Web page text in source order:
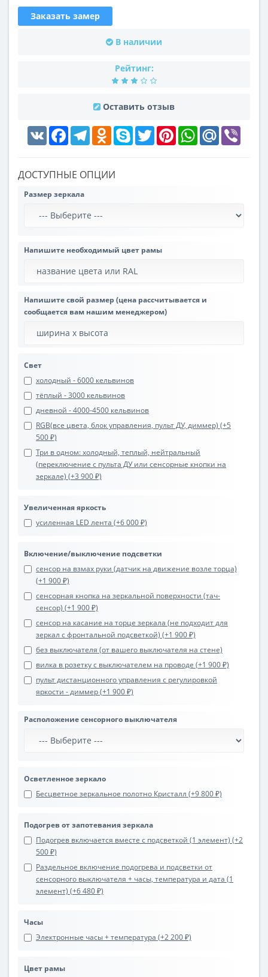
Заказать замер
В наличии
Рейтинг:
Оставить отзыв
VK FacebookTelegramOdnoklassniki
Skype Twitter PinterestWhatsAppMail.Ru
ДОСТУПНЫЕ ОПЦИИ
Размер зеркала
Напишите необходимый цвет рамы
Напишите свой размер (цена рассчитывается и
сообщается вам нашим менеджером)
Свет
холодный - 6000 кельвинов
тёплый - 3000 кельвинов
дневной - 4000-4500 кельвинов
RGB(все цвета, блок управления, пульт ДУ, диммер) (+5
500 ₽)
Три в одном: холодный, теплый, нейтральный
(переключение с пульта ДУ или сенсорные кнопки на
зеркале) (+3 900 ₽)
Увеличенная яркость
усиленная LED лента (+6 000 ₽)
Включение/выключение подсветки
сенсор на взмах руки (датчик на движение возле торца)
(+1 900 ₽)
сенсорная кнопка на зеркальной поверхности (тач-
сенсор) (+1 900 ₽)
сенсор на касание на торце зеркала (не подходит для
зеркал с фронтальной подсветкой) (+1 900 ₽)
без выключателя (от вашего выключателя на стене)
вилка в розетку с выключателем на проводе (+1 900 ₽)
пульт дистанционного управления с регулировкой
яркости - диммер (+1 900 ₽)
Расположение сенсорного выключателя
Осветленное зеркало
Бесцветное зеркальное полотно Кристалл (+9 800 ₽)
Подогрев от запотевания зеркала
Подогрев включается вместе с подсветкой (1 элемент) (+2
500 ₽)
Раздельное включение подогрева и подсветки от
сенсорного выключателя + часы, температура и дата (1
элемент) (+6 480 ₽)
Часы
Электронные часы + температура (+2 200 ₽)
Цвет рамы